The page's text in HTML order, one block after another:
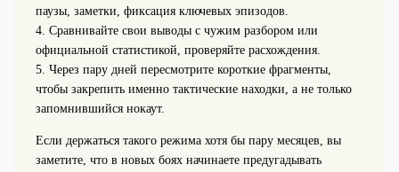
паузы, заметки, фиксация ключевых эпизодов.
4. Сравнивайте свои выводы с чужим разбором или
официальной статистикой, проверяйте расхождения.
5. Через пару дней пересмотрите короткие фрагменты,
чтобы закрепить именно тактические находки, а не только
запомнившийся нокаут.
Если держаться такого режима хотя бы пару месяцев, вы
заметите, что в новых боях начинаете предугадывать